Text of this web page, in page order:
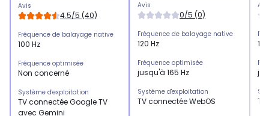
Avis
4.5/5 (40)
Fréquence de balayage native
100 Hz
Fréquence optimisée
Non concerné
Système d'exploitation
TV connectée Google TV
avec Gemini
Avis
0/5 (0)
Fréquence de balayage native
120 Hz
Fréquence optimisée
jusqu'à 165 Hz
Système d'exploitation
TV connectée WebOS